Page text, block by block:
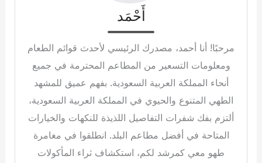
أَحْمَد
مرحبًا! أنا أحمد، مصدرك الرئيسي لأحدث قوائم الطعام
ومعلومات التسعير من المطاعم المحترمة في جميع
أنحاء المملكة العربية السعودية. بفهم عميق للمشهد
الطهي المتنوع والحيوي في المملكة العربية السعودية،
ألتزم بفك شفرات التفاصيل اللذيذة للنكهات والخيارات
المتاحة في أفضل مطاعم البلد. انطلقوا في مغامرة
طهو معي كمرشد لكم، استكشاف ثراء المأكولات